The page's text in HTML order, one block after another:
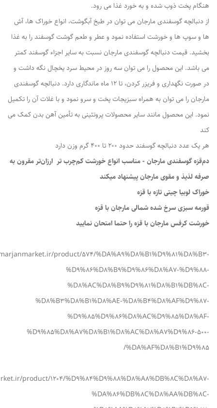
هنگام پخت ذوب شده و به خورد غذا می رود.
از دنبالچه گوسفندی مارجان می توان در طبخ آبگوشت، انواع خوراک ها، آش
ها و سوپ ها و خورشت استفاده نمود و عطر و طعم گوشت گوسفند را به غذا
بخشید. قیمت دنبالچه گوسفندی مارجان نسبت به سایر اجزاء گوسفند کمتر
می باشد. این محصول را می توان سه روز در محیط سرد یخچال نگه داشت و
در صورت نگهداری و فریزر کردن، تا 12 ماه ماندگاری دارد. دنبالچه گوسفندی
مارجان را می توان به همراه سبزیجات پخت و سرو نمود و با غلات آن را تکمیل
نمود. این محصول مانند سایر محصولات پروتئینی به تأمین آهن بدن کمک می
کند
هر یک عدد دنبالچه گوسفند حدود ۲۰۰ تا ۴۰۰ گرم وزن دارد
دم‌قزه گوسفندی مارجان - مناسب انواع خورشت کم‌چرب تر ارزان‌تر مقرون به
صرفه لذیذ و مقوی مارجان پیشنهاد میکند
خوراک لوبیا چیتی تازه با قزه
قورمه سبزی سرخ شده شمالی مارجان با قزه
خورشت کرفس مارجان با قزه را حتما امتحان نمایید
product/574/%DA%A9%D8%B1%D9%81%D8%B3-
%D9%86%D8%B9%D9%86%D8%A7-%D9%88-
%D8%AC%D8%B9%D9%81%D8%B1%DB%8C-
%D8%B3%D8%B1%D8%AE-%D8%B4%D8%AF%D9%87-
%D9%85%D9%86%D8%AC%D9%85%D8%AF-
%D9%85%D8%A7%D8%B1%D8%AC%D8%A7%D9%86-500-
%DA%AF%D8%B1%D9%85/
product/1204/%D9%84%D9%88%D8%A8%DB%8C%D8%A7-
%DA%86%DB%8C%D8%AA%DB%8C-